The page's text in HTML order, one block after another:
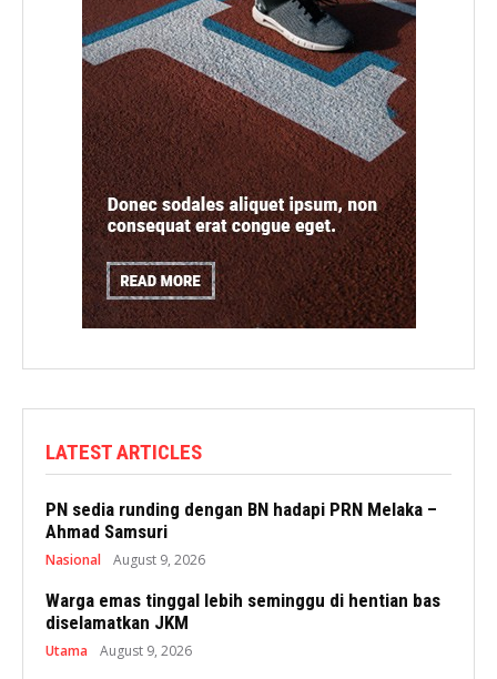
LATEST ARTICLES
PN sedia runding dengan BN hadapi PRN Melaka –
Ahmad Samsuri
Nasional August 9, 2026
Warga emas tinggal lebih seminggu di hentian bas
diselamatkan JKM
Utama August 9, 2026